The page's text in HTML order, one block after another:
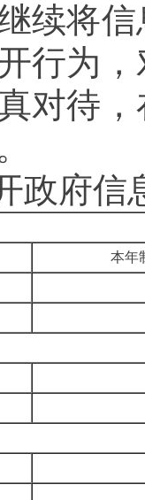
续将
行为
对待
。
政府信
本年